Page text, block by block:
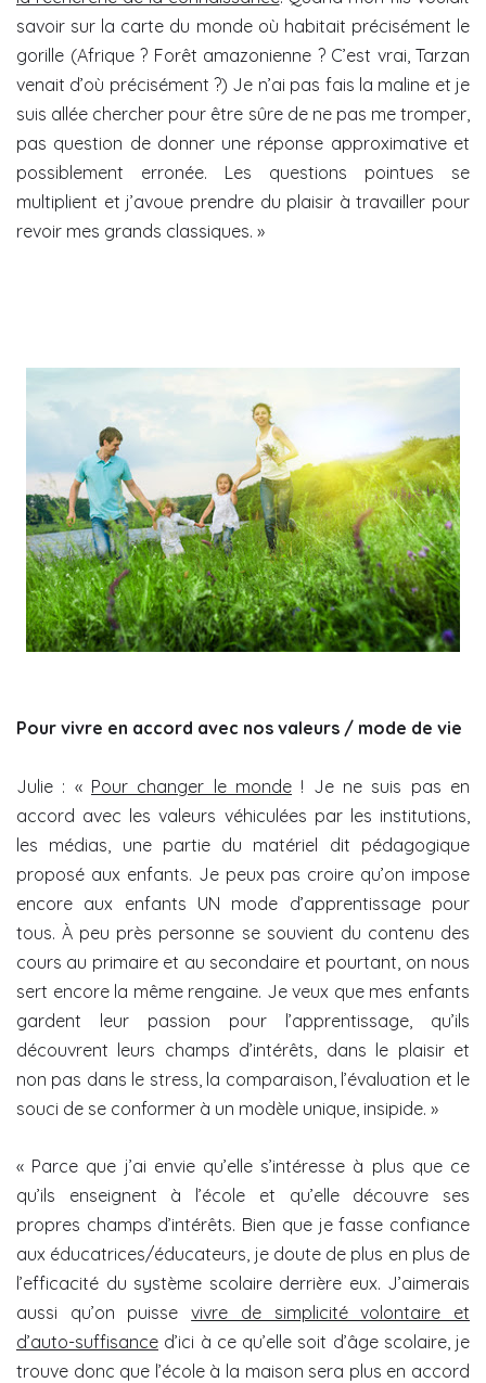
savoir sur la carte du monde où habitait précisément le
gorille (Afrique ? Forêt amazonienne ? C’est vrai, Tarzan
venait d’où précisément ?) Je n’ai pas fais la maline et je
suis allée chercher pour être sûre de ne pas me tromper,
pas question de donner une réponse approximative et
possiblement erronée. Les questions pointues se
multiplient et j’avoue prendre du plaisir à travailler pour
revoir mes grands classiques. »
Pour vivre en accord avec nos valeurs / mode de vie
Julie : « Pour changer le monde ! Je ne suis pas en
accord avec les valeurs véhiculées par les institutions,
les médias, une partie du matériel dit pédagogique
proposé aux enfants. Je peux pas croire qu’on impose
encore aux enfants UN mode d’apprentissage pour
tous. À peu près personne se souvient du contenu des
cours au primaire et au secondaire et pourtant, on nous
sert encore la même rengaine. Je veux que mes enfants
gardent leur passion pour l’apprentissage, qu’ils
découvrent leurs champs d’intérêts, dans le plaisir et
non pas dans le stress, la comparaison, l’évaluation et le
souci de se conformer à un modèle unique, insipide. »
« Parce que j’ai envie qu’elle s’intéresse à plus que ce
qu’ils enseignent à l’école et qu’elle découvre ses
propres champs d’intérêts. Bien que je fasse confiance
aux éducatrices/éducateurs, je doute de plus en plus de
l’efficacité du système scolaire derrière eux. J’aimerais
aussi qu’on puissevivre de simplicité volontaire et
d’auto-suffisance d’ici à ce qu’elle soit d’âge scolaire, je
trouve donc que l’école à la maison sera plus en accord